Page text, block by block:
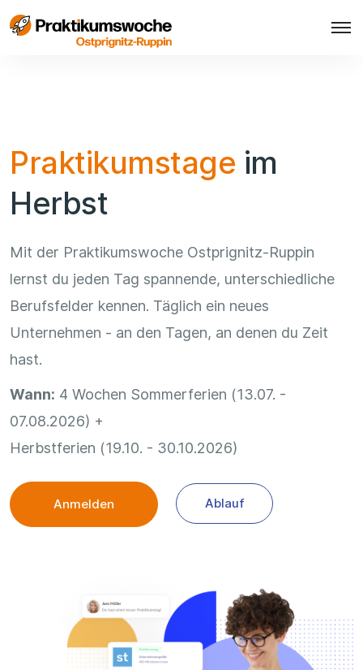
Praktikumstage im
Herbst
Mit der Praktikumswoche Ostprignitz-Ruppin
lernst du jeden Tag spannende, unterschiedliche
Berufsfelder kennen. Täglich ein neues
Unternehmen - an den Tagen, an denen du Zeit
hast.
Wann: 4 Wochen Sommerferien (13.07. -
07.08.2026) +
Herbstferien (19.10. - 30.10.2026)
Anmelden Ablauf